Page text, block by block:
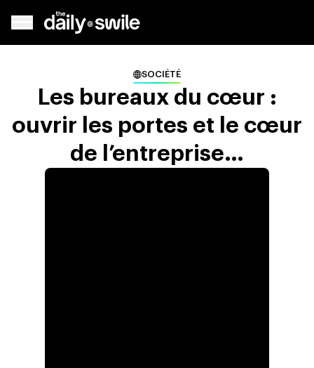
SOCIÉTÉ
Les bureaux du cœur :
ouvrir les portes et le cœur
de l’entreprise…